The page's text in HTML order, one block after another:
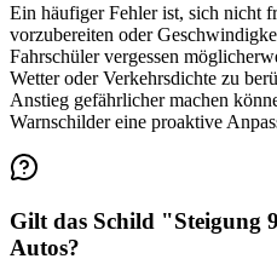
Ein häufiger Fehler ist, sich nicht
vorzubereiten oder
Fahrschüler vergessen
Wetter oder Verkehrsdichte zu
Anstieg gefährlicher machen
Warnschilder eine proaktive
Gilt das Schild "Steigung
Autos?